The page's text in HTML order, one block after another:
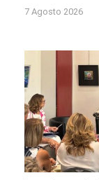
7 Agosto 2026